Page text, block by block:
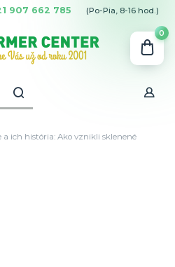
907 662 785 (Po-Pia, 8-16 hod.)
0
a ich história: Ako vznikli sklenené